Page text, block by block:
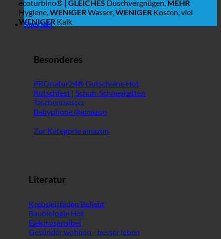
ecoturbino® | GLEICHES Duschvergnügen, MEHR
Hygiene,WENIGERWasser,WENIGER Kosten, viel
WENIGER Kalk
Specials
Besonderes
PROnatur24® Gutscheine
Rutschfest | Schuh-Schneeketten
Taschenmesser
Babyphone @amazon
Zur Kategorie amazon
Literatur
Krebsleitfaden
Baubiologie
Elektrosensibel
Gesünder wohnen - besser leben